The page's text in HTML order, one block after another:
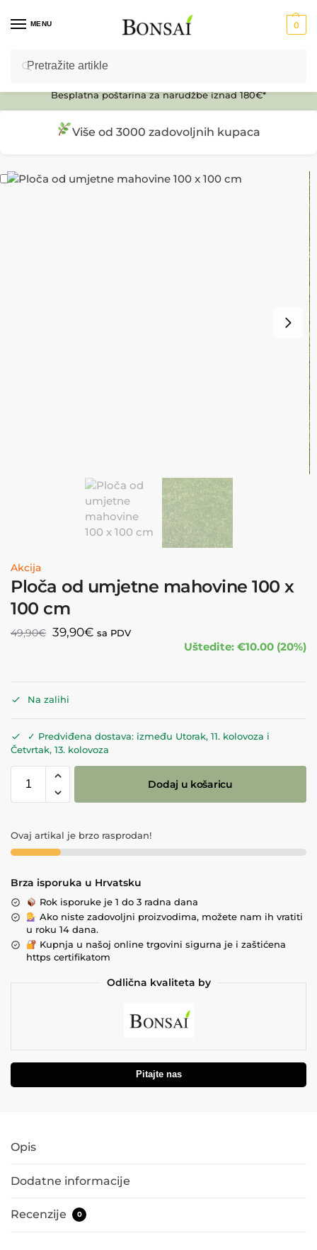
MENU 0
Ulaz u E-SHOP
Besplatna poštarina za narudžbe iznad 180€*
Više od 3000 zadovoljnih kupaca
Akcija
Ploča od umjetne mahovine 100 x
100 cm
49,90€ 39,90€ sa PDV
Uštedite: €10.00 (20%)
Na zalihi
✓ Predviđena dostava: između Utorak, 11. kolovoza i
Četvrtak, 13. kolovoza
Dodaj u košaricu
Ovaj artikal je brzo rasprodan!
Brza isporuka u Hrvatsku
Rok isporuke je 1 do 3 radna dana
Ako niste zadovoljni proizvodima, možete nam ih vratiti
u roku 14 dana.
Kupnja u našoj online trgovini sigurna je i zaštićena
https certifikatom
Odlična kvaliteta by
Pitajte nas
Opis
Dodatne informacije
Recenzije 0